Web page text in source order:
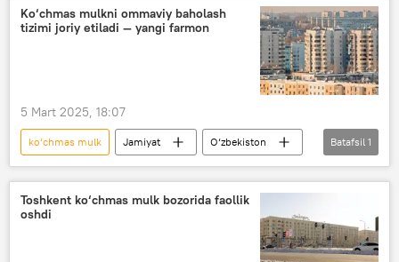
Ko‘chmas mulkni ommaviy baholash
tizimi joriy etiladi — yangi farmon
5 Mart 2025, 18:07
ko‘chmas mulk Jamiyat
O‘zbekiston
yangi farmon
Batafsil 1
Toshkent ko‘chmas mulk bozorida faollik
oshdi